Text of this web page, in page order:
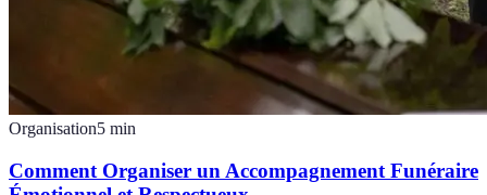
Organisation5 min
Comment Organiser un Accompagnement Funéraire